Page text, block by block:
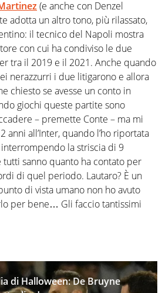
(e anche con Denzel
adotta un altro tono, più rilassato,
il tecnico del Napoli mostra
con cui ha condiviso le due
tra il 2019 e il 2021. Anche quando
nerazzurri i due litigarono e allora
chiesto se avesse un conto in
giochi queste partite sono
– premette Conte – ma mi
all’Inter, quando l’ho riportata
la striscia di 9
tutti sanno quanto ha contato per
di quel periodo. Lautaro? È un
di vista umano non ho avuto
per bene… Gli faccio tantissimi
di Halloween: De Bruyne